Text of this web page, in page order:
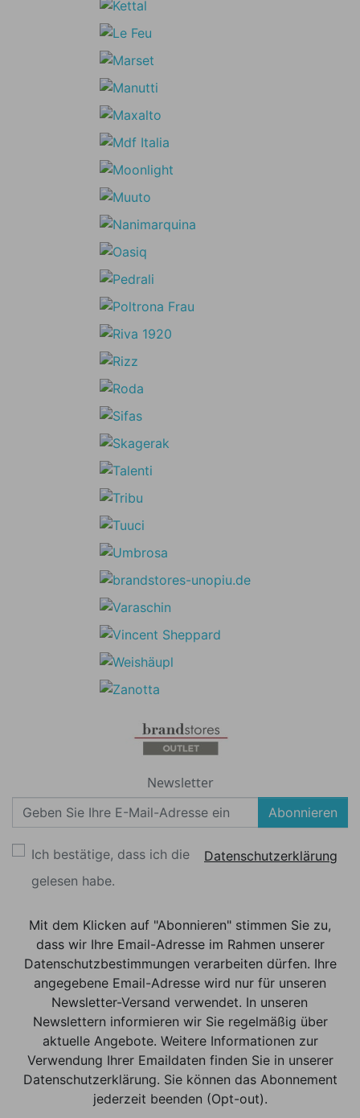
Newsletter
Abonnieren
Ich bestätige, dass ich die
Datenschutzerklärung
gelesen habe.
Mit dem Klicken auf "Abonnieren" stimmen Sie zu,
dass wir Ihre Email-Adresse im Rahmen unserer
Datenschutzbestimmungen verarbeiten dürfen. Ihre
angegebene Email-Adresse wird nur für unseren
Newsletter-Versand verwendet. In unseren
Newslettern informieren wir Sie regelmäßig über
aktuelle Angebote. Weitere Informationen zur
Verwendung Ihrer Emaildaten finden Sie in unserer
Datenschutzerklärung. Sie können das Abonnement
jederzeit beenden (Opt-out).